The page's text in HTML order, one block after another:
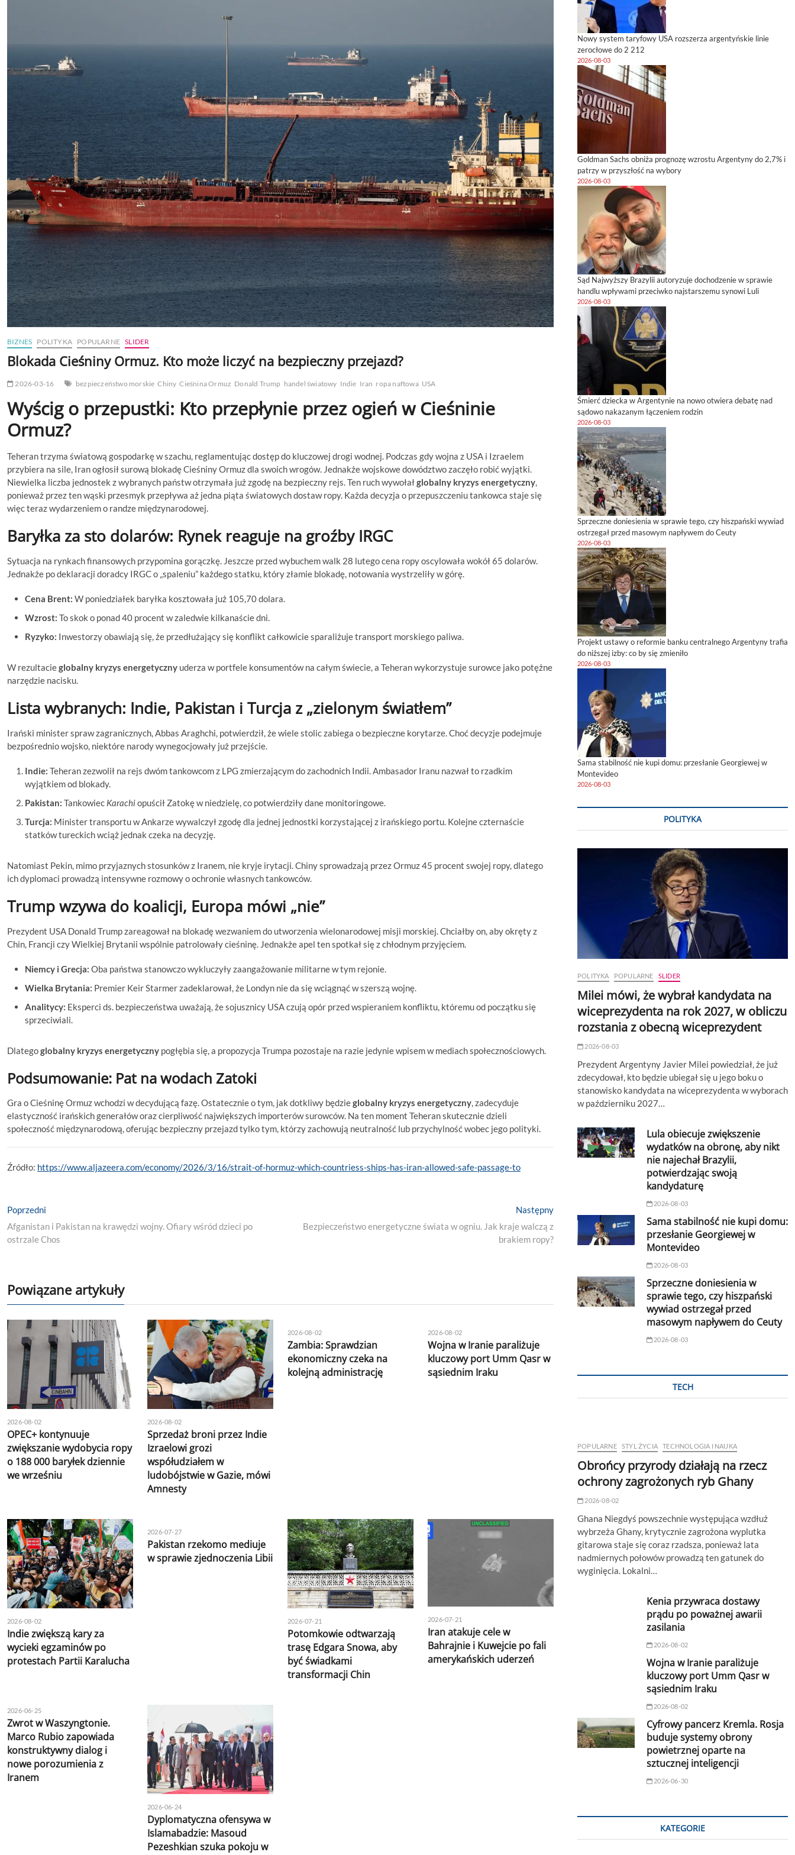
BIZNES POLITYKA POPULARNE SLIDER
Blokada Cieśniny Ormuz. Kto może liczyć na bezpieczny przejazd?
2026-03-16 bezpieczeństwo morskie Chiny Cieśnina Ormuz Donald Trump handel światowy Indie Iran ropa naftowa USA
Wyścig o przepustki: Kto przepłynie przez ogień w Cieśninie
Ormuz?
Teheran trzyma światową gospodarkę w szachu, reglamentując dostęp do kluczowej drogi wodnej. Podczas gdy wojna z USA i Izraelem
przybiera na sile, Iran ogłosił surową blokadę Cieśniny Ormuz dla swoich wrogów. Jednakże wojskowe dowództwo zaczęło robić wyjątki.
Niewielka liczba jednostek z wybranych państw otrzymała już zgodę na bezpieczny rejs. Ten ruch wywołałglobalny kryzys energetyczny,
ponieważ przez ten wąski przesmyk przepływa aż jedna piąta światowych dostaw ropy. Każda decyzja o przepuszczeniu tankowca staje się
więc teraz wydarzeniem o randze międzynarodowej.
Baryłka za sto dolarów: Rynek reaguje na groźby IRGC
Sytuacja na rynkach finansowych przypomina gorączkę. Jeszcze przed wybuchem walk 28 lutego cena ropy oscylowała wokół 65 dolarów.
Jednakże po deklaracji doradcy IRGC o „spaleniu” każdego statku, który złamie blokadę, notowania wystrzeliły w górę.
Cena Brent: W poniedziałek baryłka kosztowała już 105,70 dolara.
Wzrost: To skok o ponad 40 procent w zaledwie kilkanaście dni.
Ryzyko: Inwestorzy obawiają się, że przedłużający się konflikt całkowicie sparaliżuje transport morskiego paliwa.
W rezultacieglobalny kryzys energetyczny uderza w portfele konsumentów na całym świecie, a Teheran wykorzystuje surowce jako potężne
narzędzie nacisku.
Lista wybranych: Indie, Pakistan i Turcja z „zielonym światłem”
Irański minister spraw zagranicznych, Abbas Araghchi, potwierdził, że wiele stolic zabiega o bezpieczne korytarze. Choć decyzje podejmuje
bezpośrednio wojsko, niektóre narody wynegocjowały już przejście.
Indie: Teheran zezwolił na rejs dwóm tankowcom z LPG zmierzającym do zachodnich Indii. Ambasador Iranu nazwał to rzadkim
wyjątkiem od blokady.
Pakistan: Tankowiec Karachiopuścił Zatokę w niedzielę, co potwierdziły dane monitoringowe.
Turcja: Minister transportu w Ankarze wywalczył zgodę dla jednej jednostki korzystającej z irańskiego portu. Kolejne czternaście
statków tureckich wciąż jednak czeka na decyzję.
Natomiast Pekin, mimo przyjaznych stosunków z Iranem, nie kryje irytacji. Chiny sprowadzają przez Ormuz 45 procent swojej ropy, dlatego
ich dyplomaci prowadzą intensywne rozmowy o ochronie własnych tankowców.
Trump wzywa do koalicji, Europa mówi „nie”
Prezydent USA Donald Trump zareagował na blokadę wezwaniem do utworzenia wielonarodowej misji morskiej. Chciałby on, aby okręty z
Chin, Francji czy Wielkiej Brytanii wspólnie patrolowały cieśninę. Jednakże apel ten spotkał się z chłodnym przyjęciem.
Niemcy i Grecja: Oba państwa stanowczo wykluczyły zaangażowanie militarne w tym rejonie.
Wielka Brytania: Premier Keir Starmer zadeklarował, że Londyn nie da się wciągnąć w szerszą wojnę.
Analitycy: Eksperci ds. bezpieczeństwa uważają, że sojusznicy USA czują opór przed wspieraniem konfliktu, któremu od początku się
sprzeciwiali.
Dlategoglobalny kryzys energetyczny pogłębia się, a propozycja Trumpa pozostaje na razie jedynie wpisem w mediach społecznościowych.
Podsumowanie: Pat na wodach Zatoki
Gra o Cieśninę Ormuz wchodzi w decydującą fazę. Ostatecznie o tym, jak dotkliwy będzieglobalny kryzys energetyczny, zadecyduje
elastyczność irańskich generałów oraz cierpliwość największych importerów surowców. Na ten moment Teheran skutecznie dzieli
społeczność międzynarodową, oferując bezpieczny przejazd tylko tym, którzy zachowują neutralność lub przychylność wobec jego polityki.
Źródło: https://www.aljazeera.com/economy/2026/3/16/strait-of-hormuz-which-countriess-ships-has-iran-allowed-safe-passage-to
Nawigacja
wpisu
Poprzedni
post:
Afganistan i Pakistan na krawędzi wojny. Ofiary wśród dzieci po
ostrzale Chos
NastępnyNext
Bezpieczeństwo energetyczne świata w ogniu. Jak kraje walczą z
brakiem ropy?
Powiązane artykuły
2026-08-02
OPEC+ kontynuuje
zwiększanie wydobycia ropy
o 188 000 baryłek dziennie
we wrześniu
2026-08-02
Sprzedaż broni przez Indie
Izraelowi grozi
współudziałem w
ludobójstwie w Gazie, mówi
Amnesty
2026-08-02
Zambia: Sprawdzian
ekonomiczny czeka na
kolejną administrację
2026-08-02
Wojna w Iranie paraliżuje
kluczowy port Umm Qasr w
sąsiednim Iraku
2026-08-02
Indie zwiększą kary za
wycieki egzaminów po
protestach Partii Karalucha
2026-07-27
Pakistan rzekomo mediuje
w sprawie zjednoczenia Libii
2026-07-21
Potomkowie odtwarzają
trasę Edgara Snowa, aby
być świadkami
transformacji Chin
2026-07-21
Iran atakuje cele w
Bahrajnie i Kuwejcie po fali
amerykańskich uderzeń
2026-06-25
Zwrot w Waszyngtonie.
Marco Rubio zapowiada
konstruktywny dialog i
nowe porozumienia z
Iranem
2026-06-24
Dyplomatyczna ofensywa w
Islamabadzie: Masoud
Pezeshkian szuka pokoju w
Nowy system taryfowy USA rozszerza argentyńskie linie
zerocłowe do 2 212
2026-08-03
Goldman Sachs obniża prognozę wzrostu Argentyny do 2,7% i
patrzy w przyszłość na wybory
2026-08-03
Sąd Najwyższy Brazylii autoryzuje dochodzenie w sprawie
handlu wpływami przeciwko najstarszemu synowi Luli
2026-08-03
Śmierć dziecka w Argentynie na nowo otwiera debatę nad
sądowo nakazanym łączeniem rodzin
2026-08-03
Sprzeczne doniesienia w sprawie tego, czy hiszpański wywiad
ostrzegał przed masowym napływem do Ceuty
2026-08-03
Projekt ustawy o reformie banku centralnego Argentyny trafia
do niższej izby: co by się zmieniło
2026-08-03
Sama stabilność nie kupi domu: przesłanie Georgiewej w
Montevideo
2026-08-03
POLITYKA
POLITYKA POPULARNE SLIDER
Milei mówi, że wybrał kandydata na
wiceprezydenta na rok 2027, w obliczu
rozstania z obecną wiceprezydent
2026-08-03
Prezydent Argentyny Javier Milei powiedział, że już
zdecydował, kto będzie ubiegał się u jego boku o
stanowisko kandydata na wiceprezydenta w wyborach
w październiku 2027…
Lula obiecuje zwiększenie
wydatków na obronę, aby nikt
nie najechał Brazylii,
potwierdzając swoją
kandydaturę
2026-08-03
Sama stabilność nie kupi domu:
przesłanie Georgiewej w
Montevideo
2026-08-03
Sprzeczne doniesienia w
sprawie tego, czy hiszpański
wywiad ostrzegał przed
masowym napływem do Ceuty
2026-08-03
TECH
POPULARNE STYL ŻYCIA TECHNOLOGIA I NAUKA
Obrońcy przyrody działają na rzecz
ochrony zagrożonych ryb Ghany
2026-08-02
Ghana Niegdyś powszechnie występująca wzdłuż
wybrzeża Ghany, krytycznie zagrożona wyplutka
gitarowa staje się coraz rzadsza, ponieważ lata
nadmiernych połowów prowadzą ten gatunek do
wyginięcia. Lokalni…
Kenia przywraca dostawy
prądu po poważnej awarii
zasilania
2026-08-02
Wojna w Iranie paraliżuje
kluczowy port Umm Qasr w
sąsiednim Iraku
2026-08-02
Cyfrowy pancerz Kremla. Rosja
buduje systemy obrony
powietrznej oparte na
sztucznej inteligencji
2026-06-30
KATEGORIE